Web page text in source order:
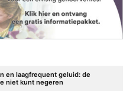
en laagfrequent geluid: de
niet kunt negeren